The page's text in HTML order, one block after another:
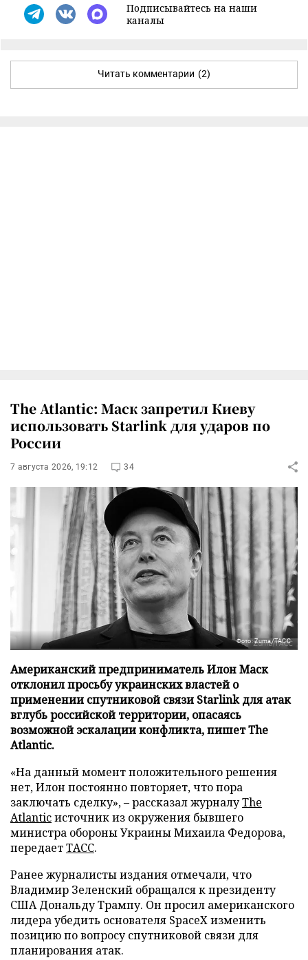
Подписывайтесь на наши
каналы
Читать комментарии (2)
The Atlantic: Маск запретил Киеву
использовать Starlink для ударов по
России
7 августа 2026, 19:12 34
Фото: Zuma/ТАСС
Американский предприниматель Илон Маск
отклонил просьбу украинских властей о
применении спутниковой связи Starlink для атак
вглубь российской территории, опасаясь
возможной эскалации конфликта, пишет The
Atlantic.
«На данный момент положительного решения
нет, Илон постоянно повторяет, что пора
заключать сделку», – рассказал журналуThe
Atlanticисточник из окружения бывшего
министра обороны Украины Михаила Федорова,
передаетТАСС.
Ранее журналисты издания отмечали, что
Владимир Зеленский обращался к президенту
США Дональду Трампу. Он просил американского
лидера убедить основателя SpaceX изменить
позицию по вопросу спутниковой связи для
планирования атак.